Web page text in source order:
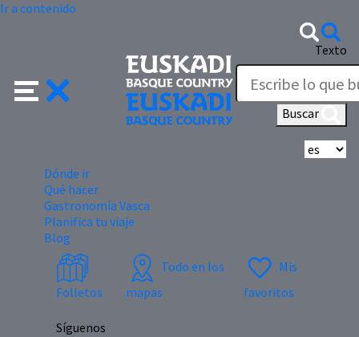
Ir a contenido
Texto
Buscar
Dónde ir
Qué hacer
Gastronomía Vasca
Planifica tu viaje
Blog
Folletos
Todo en los
mapas
Mis
favoritos
Síguenos